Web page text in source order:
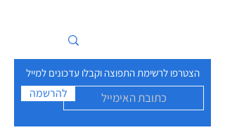
הצטרפו לרשימת התפוצה וקבלו עדכונים למייל
להרשמה